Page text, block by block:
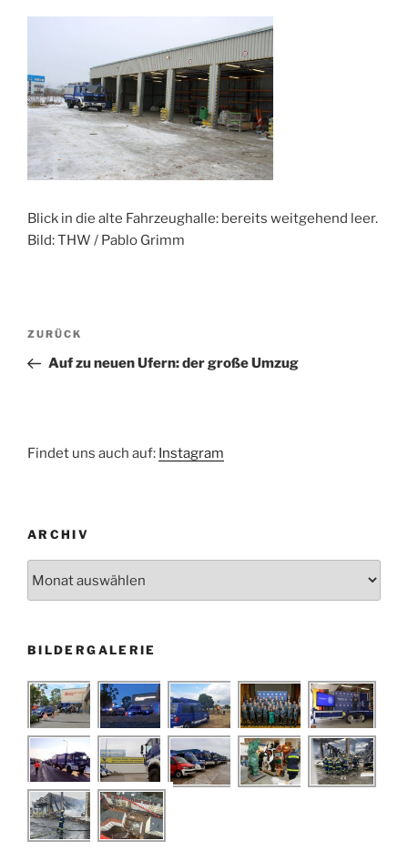
Blick in die alte Fahrzeughalle: bereits weitgehend leer.
Bild: THW / Pablo Grimm
Beitragsnavigation
Vorheriger
Beitrag
ZURÜCK
Auf zu neuen Ufern: der große Umzug
Findet uns auch auf: Instagram
ARCHIV
BILDERGALERIE